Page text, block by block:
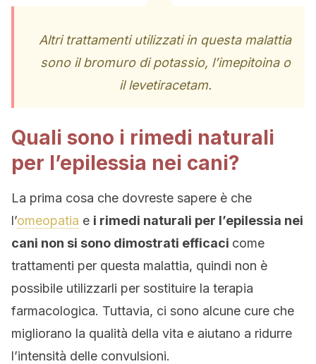
Altri trattamenti utilizzati in questa malattia
sono il bromuro di potassio, l’imepitoina o
il levetiracetam.
Quali sono i rimedi naturali
per l’epilessia nei cani?
La prima cosa che dovreste sapere è che
l’omeopatia e i rimedi naturali per l’epilessia nei
cani non si sono dimostrati efficaci come
trattamenti per questa malattia, quindi non è
possibile utilizzarli per sostituire la terapia
farmacologica. Tuttavia, ci sono alcune cure che
migliorano la qualità della vita e aiutano a ridurre
l’intensità delle convulsioni.